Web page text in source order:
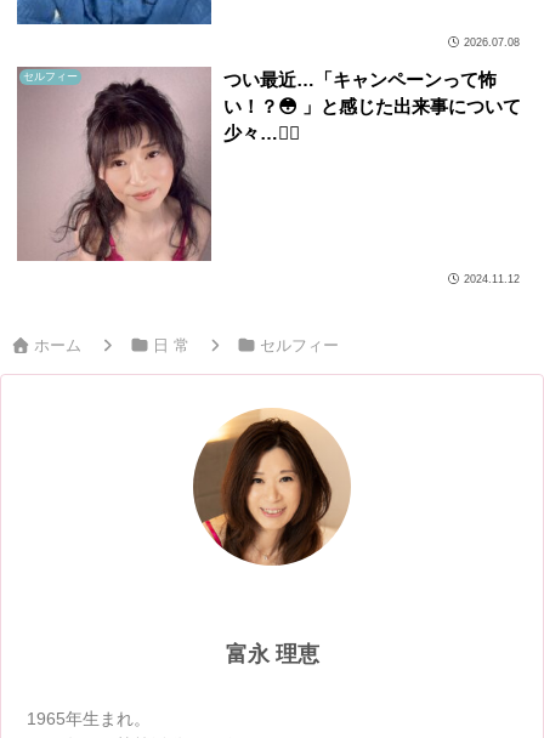
2026.07.08
セルフィー
つい最近…「キャンペーンって怖
い！？😳 」と感じた出来事について
少々…😮‍💨
2024.11.12
ホーム 日 常 セルフィー
富永 理恵
1965年生まれ。